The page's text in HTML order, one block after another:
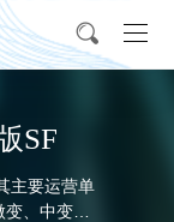
SF
主要运营单
、中变、